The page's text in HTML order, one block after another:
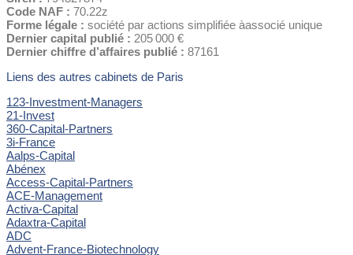
Code NAF : 70.22z
Forme légale : société par actions simplifiée àassocié unique
Dernier capital publié : 205 000 €
Dernier chiffre d’affaires publié : 87161
Liens des autres cabinets de Paris
123-Investment-Managers
21-Invest
360-Capital-Partners
3i-France
Aalps-Capital
Abénex
Access-Capital-Partners
ACE-Management
Activa-Capital
Adaxtra-Capital
ADC
Advent-France-Biotechnology